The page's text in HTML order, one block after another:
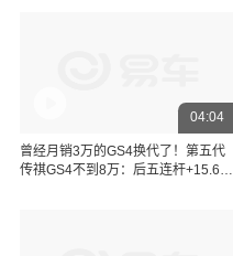
04:04
曾经月销3万的GS4换代了！第五代
传祺GS4不到8万：后五连杆+15.6英